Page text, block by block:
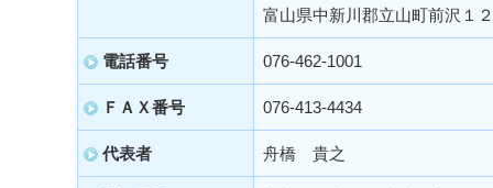
富山県中新川郡立山町前沢１
電話番号 076-462-1001
ＦＡＸ番号 076-413-4434
代表者 舟橋 貴之